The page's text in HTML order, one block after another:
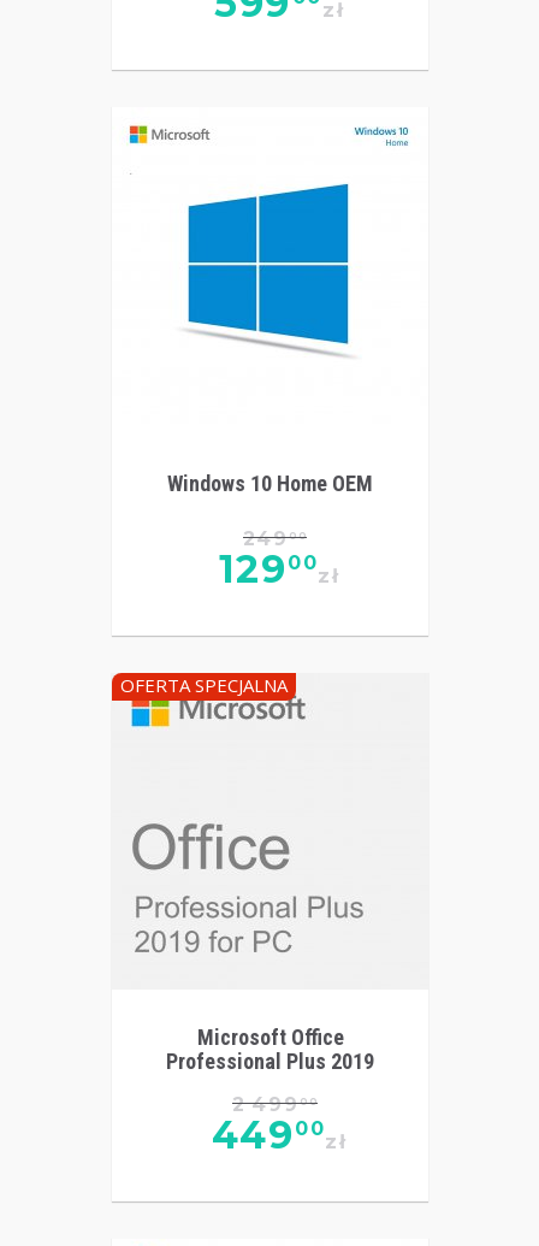
zł
Windows 10 Home OEM
24900
129 00
zł
OFERTA SPECJALNA
Microsoft Office
Professional Plus 2019
2 49900
449 00
zł